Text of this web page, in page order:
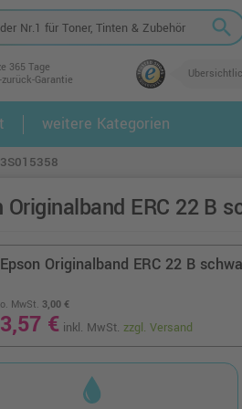
search
365 Tage
zurück-Garantie
2. weitere Kategorien
Originalband ERC 22 B
Epson Originalband ERC 22 B
o. MwSt. 3,00 €
3,57 € inkl. MwSt. zzgl. Versand